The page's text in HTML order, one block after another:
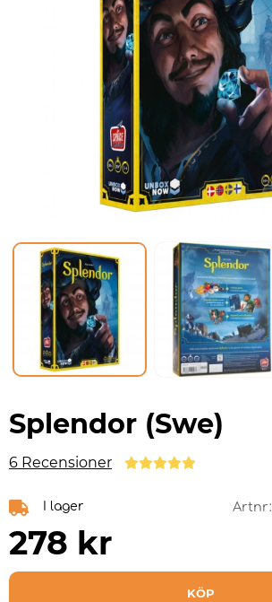
Splendor (Swe)
6 Recensioner
I lager Artnr:
278 kr
KÖP